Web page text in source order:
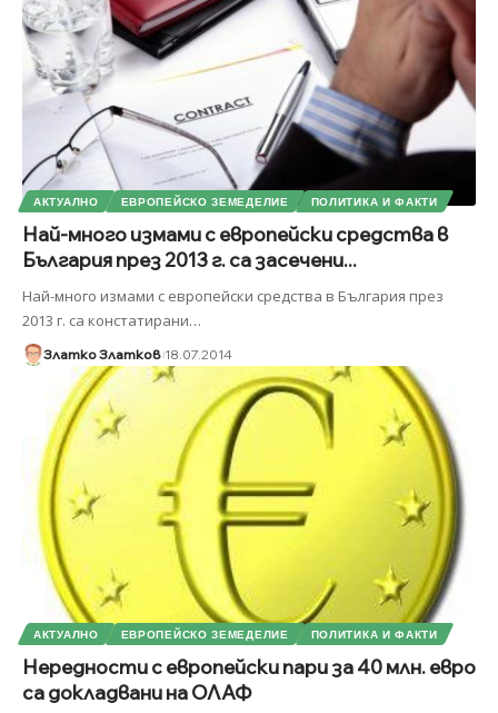
АКТУАЛНО ЕВРОПЕЙСКО ЗЕМЕДЕЛИЕ ПОЛИТИКА И ФАКТИ
Най-много измами с европейски средства в
България през 2013 г. са засечени...
Най-много измами с европейски средства в България през
2013 г. са констатирани…
Златко Златков 18.07.2014
АКТУАЛНО ЕВРОПЕЙСКО ЗЕМЕДЕЛИЕ ПОЛИТИКА И ФАКТИ
Нередности с европейски пари за 40 млн. евро
са докладвани на ОЛАФ